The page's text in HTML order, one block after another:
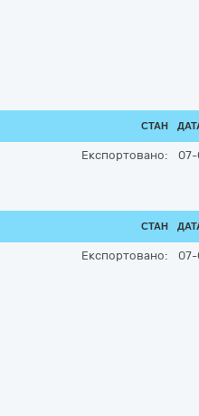
СТАН
Експортовано: 07-
СТАН
Експортовано: 07-